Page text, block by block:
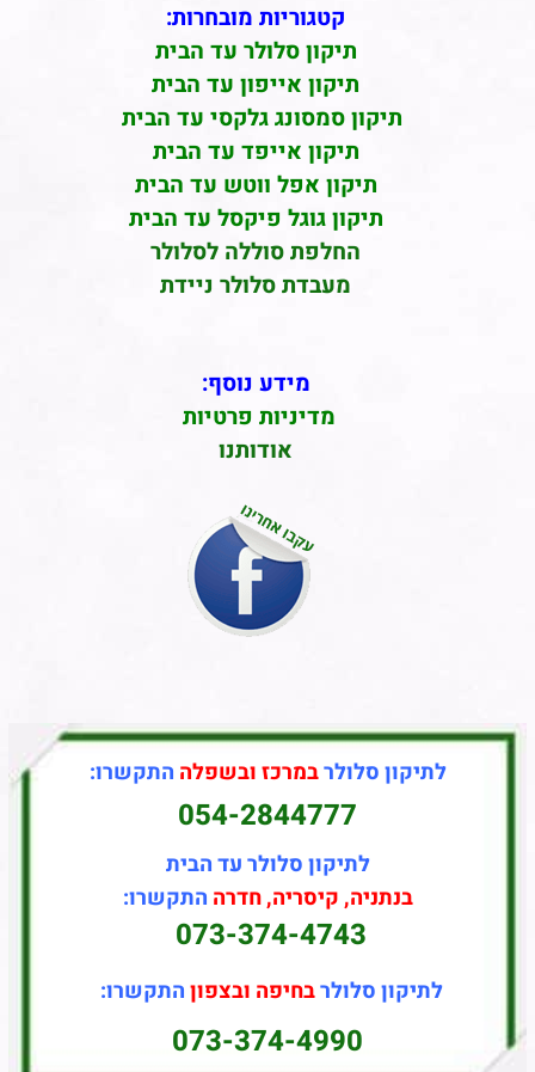
קטגוריות מובחרות:
תיקון סלולר עד הבית
תיקון אייפון עד הבית
תיקון סמסונג גלקסי עד הבית
תיקון אייפד עד הבית
תיקון אפל ווטש עד הבית
תיקון גוגל פיקסל עד הבית
החלפת סוללה לסלולר
מעבדת סלולר ניידת
מידע נוסף:
מדיניות פרטיות
אודותנו
לתיקון סלולרבמרכז ובשפלה התקשרו:
054-2844777
לתיקון סלולר עד הבית
בנתניה, קיסריה, חדרה התקשרו:
073-374-4743
לתיקון סלולרבחיפה ובצפוןהתקשרו:
073-374-4990